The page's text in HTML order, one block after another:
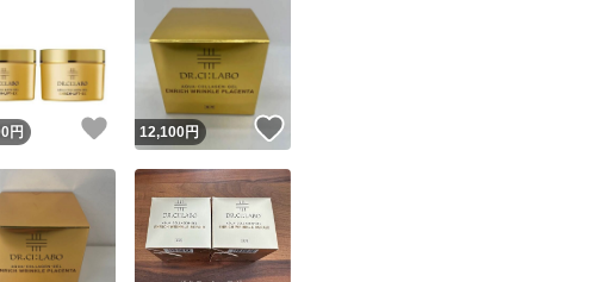
このユーザーはYahoo!フリマの取引を完了させた実績があります
このユーザーは他フリマサービスでの取引実績があります
安心発送
は実績に基づく表示であり、発送を保証しているものではありません
ド＆安心発送
このユーザーは高頻度で24時間以内＆設定した発送日数内に発送してい
ます
1商品につき1回です
出品ページへ
キャンセル
円 いいね！
12,100円